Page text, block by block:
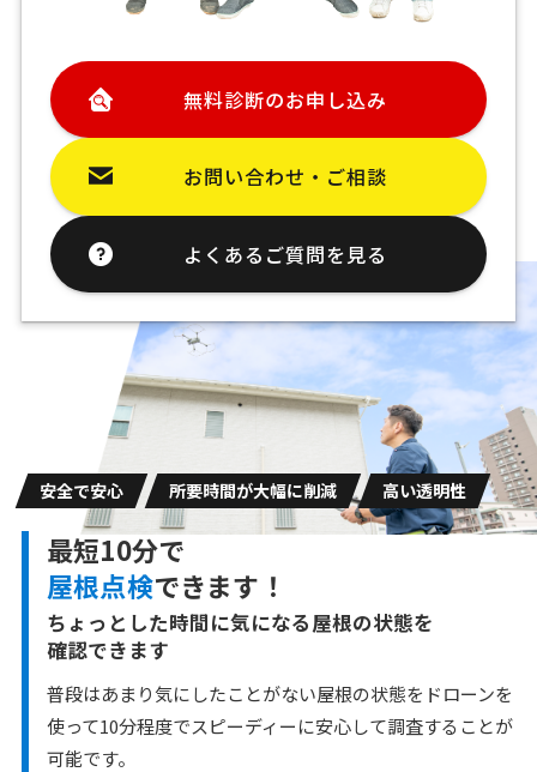
無料診断のお申し込み
お問い合わせ・ご相談
よくあるご質問を見る
安全で安心 所要時間が大幅に削減 高い透明性
最短10分で
屋根点検できます！
ちょっとした時間に気になる屋根の状態を
確認できます
普段はあまり気にしたことがない屋根の状態をドローンを
使って10分程度でスピーディーに安心して調査することが
可能です。